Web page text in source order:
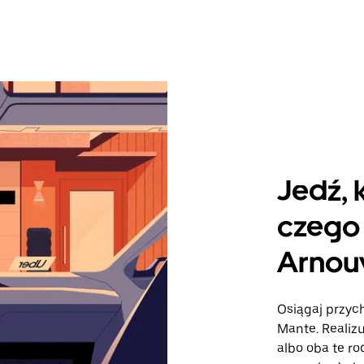
Jedź,
Osiągaj
Mante.
albo oba te